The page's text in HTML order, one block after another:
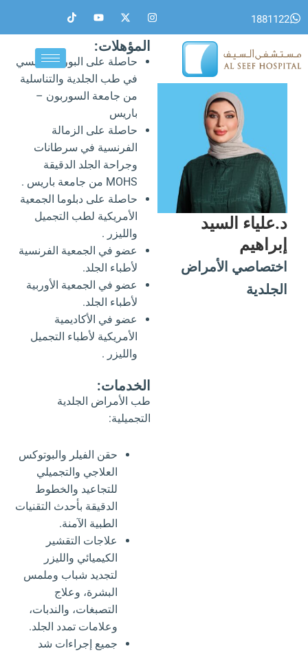
إلى 1881122
I
n
s
a
g
X
-
t
w
i
t
e
r
Y
o
u
t
u
b
e
T
i
k
k
د.علياء السيد
إبراهيم
اختصاصي الأمراض
الجلدية
المؤهلات:
حاصلة على البورد الفرنسي
في طب الجلدية والتناسلية
من جامعة السوربون –
باريس
حاصلة على الزمالة
الفرنسية في سرطانات
وجراحة الجلد الدقيقة
MOHS من جامعة باريس .
حاصلة على دبلوما الجمعية
الأمريكية لطب التجميل
والليزر .
عضو في الجمعية الفرنسية
لأطباء الجلد.
عضو في الجمعية الأوربية
لأطباء الجلد.
عضو في الأكاديمية
الأمريكية لأطباء التجميل
والليزر .
الخدمات:
طب الأمراض الجلدية
التجميلية:
حقن الفيلر والبوتوكس
العلاجي والتجميلي
للتجاعيد والخطوط
الدقيقة بأحدث التقنيات
الطبية الآمنة.
علاجات التقشير
الكيميائي والليزر
لتجديد شباب وملمس
البشرة، وعلاج
التصبغات، والندبات،
وعلامات تمدد الجلد.
جميع إجراءات شد